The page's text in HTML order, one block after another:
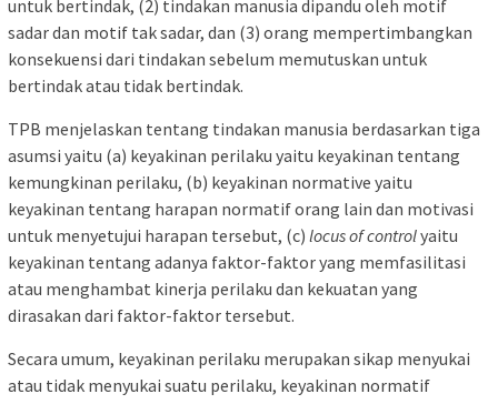
untuk bertindak, (2) tindakan manusia dipandu oleh motif
sadar dan motif tak sadar, dan (3) orang mempertimbangkan
konsekuensi dari tindakan sebelum memutuskan untuk
bertindak atau tidak bertindak.
TPB menjelaskan tentang tindakan manusia berdasarkan tiga
asumsi yaitu (a) keyakinan perilaku yaitu keyakinan tentang
kemungkinan perilaku, (b) keyakinan normative yaitu
keyakinan tentang harapan normatif orang lain dan motivasi
untuk menyetujui harapan tersebut, (c) locus of controlyaitu
keyakinan tentang adanya faktor-faktor yang memfasilitasi
atau menghambat kinerja perilaku dan kekuatan yang
dirasakan dari faktor-faktor tersebut.
Secara umum, keyakinan perilaku merupakan sikap menyukai
atau tidak menyukai suatu perilaku, keyakinan normatif